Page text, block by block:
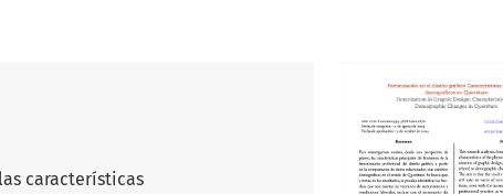
características